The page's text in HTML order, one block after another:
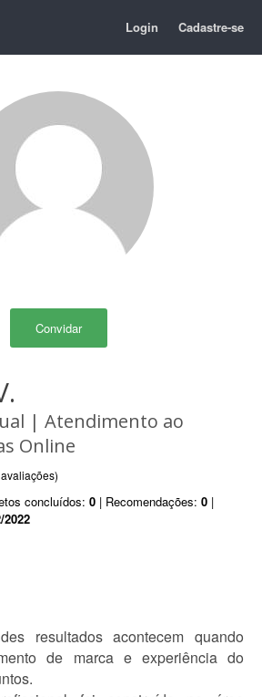
Login Cadastre-se
Convidar
| Atendimento ao
Online
concluídos: 0 | Recomendações: 0 |
2022
resultados acontecem quando
de marca e experiência do